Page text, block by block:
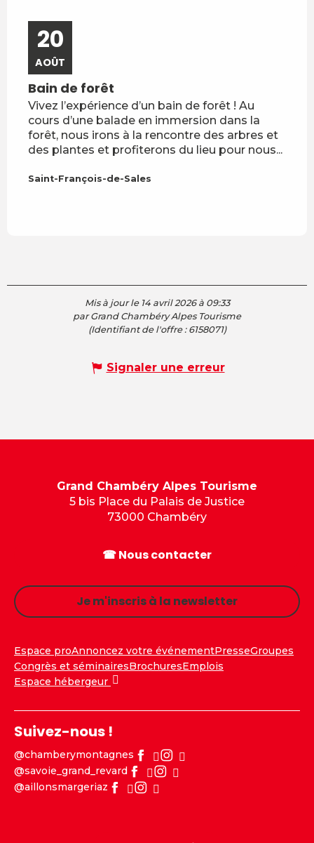
20
AOÛT
Bain de forêt
Vivez l’expérience d’un bain de forêt ! Au
cours d’une balade en immersion dans la
forêt, nous irons à la rencontre des arbres et
des plantes et profiterons du lieu pour nous...
Saint-François-de-Sales
Mis à jour le 14 avril 2026 à 09:33
par Grand Chambéry Alpes Tourisme
(Identifiant de l'offre : 6158071)
Signaler une erreur
Grand Chambéry Alpes Tourisme
5 bis Place du Palais de Justice
73000 Chambéry
☎ Nous contacter
Je m'inscris à la newsletter
Espace proAnnoncez votre événementPresseGroupes
Congrès et séminairesBrochuresEmplois
Espace hébergeur
Suivez-nous !
@chamberymontagnes
@savoie_grand_revard
@aillonsmargeriaz